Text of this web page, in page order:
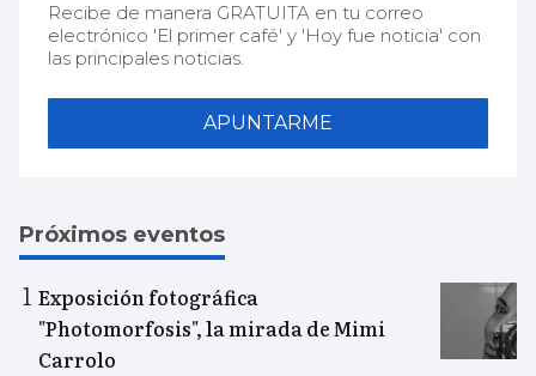
Recibe de manera GRATUITA en tu correo
electrónico 'El primer café' y 'Hoy fue noticia' con
las principales noticias.
APUNTARME
Próximos eventos
Exposición fotográfica
"Photomorfosis", la mirada de Mimi
Carrolo